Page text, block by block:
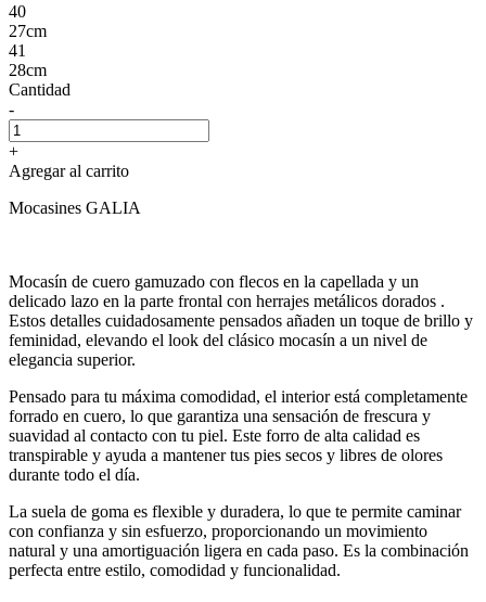
40
27cm
41
28cm
Cantidad
-
+
Agregar al carrito
Mocasines GALIA
Mocasín de cuero gamuzado con flecos en la capellada y un
delicado lazo en la parte frontal con herrajes metálicos dorados .
Estos detalles cuidadosamente pensados añaden un toque de brillo y
feminidad, elevando el look del clásico mocasín a un nivel de
elegancia superior.
Pensado para tu máxima comodidad, el interior está completamente
forrado en cuero, lo que garantiza una sensación de frescura y
suavidad al contacto con tu piel. Este forro de alta calidad es
transpirable y ayuda a mantener tus pies secos y libres de olores
durante todo el día.
La suela de goma es flexible y duradera, lo que te permite caminar
con confianza y sin esfuerzo, proporcionando un movimiento
natural y una amortiguación ligera en cada paso. Es la combinación
perfecta entre estilo, comodidad y funcionalidad.